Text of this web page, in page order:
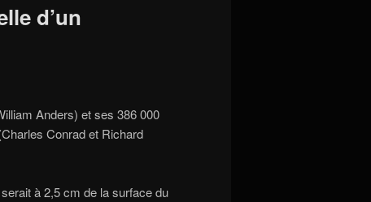
d’un
Anders) et ses 386 000
Conrad et Richard
à 2,5 cm de la surface du